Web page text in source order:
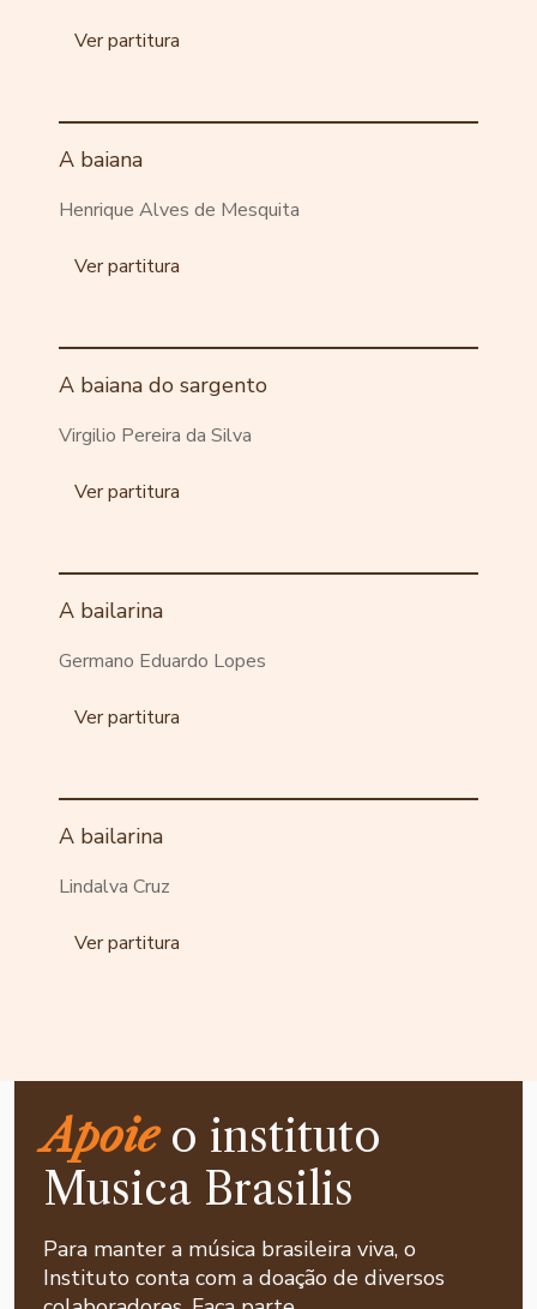
Ver partitura
A baiana
Henrique Alves de Mesquita
Ver partitura
A baiana do sargento
Virgilio Pereira da Silva
Ver partitura
A bailarina
Germano Eduardo Lopes
Ver partitura
A bailarina
Lindalva Cruz
Ver partitura
Apoieo instituto
Musica Brasilis
Para manter a música brasileira viva, o
Instituto conta com a doação de diversos